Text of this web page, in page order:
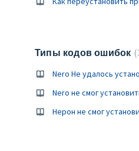
Типы кодов ошибок
Nero Не удалось
Nero не смог